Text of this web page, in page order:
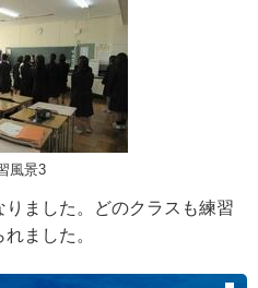
風景3
ました。どのクラスも練習
ました。